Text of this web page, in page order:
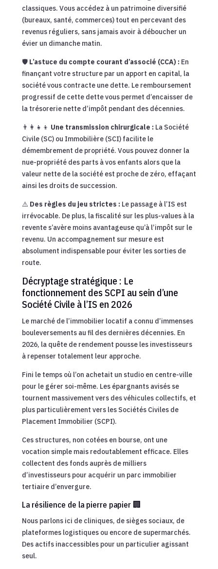
classiques. Vous accédez à un patrimoine diversifié
(bureaux, santé, commerces) tout en percevant des
revenus réguliers, sans jamais avoir à déboucher un
évier un dimanche matin.
🛡️ L’astuce du compte courant d’associé (CCA) :En
finançant votre structure par un apport en capital, la
société vous contracte une dette. Le remboursement
progressif de cette dette vous permet d’encaisser de
la trésorerie nette d’impôt pendant des décennies.
👨‍👩‍👧‍👦 Une transmission chirurgicale :La Société
Civile (SC) ou Immobilière (SCI) facilite le
démembrement de propriété. Vous pouvez donner la
nue-propriété des parts à vos enfants alors que la
valeur nette de la société est proche de zéro, effaçant
ainsi les droits de succession.
⚠️ Des règles du jeu strictes :Le passage à l’IS est
irrévocable. De plus, la fiscalité sur les plus-values à la
revente s’avère moins avantageuse qu’à l’impôt sur le
revenu. Un accompagnement sur mesure est
absolument indispensable pour éviter les sorties de
route.
Décryptage stratégique : Le
fonctionnement des SCPI au sein d’une
Société Civile à l’IS en 2026
Le marché de l’immobilier locatif a connu d’immenses
bouleversements au fil des dernières décennies. En
2026, la quête de rendement pousse les investisseurs
à repenser totalement leur approche.
Fini le temps où l’on achetait un studio en centre-ville
pour le gérer soi-même. Les épargnants avisés se
tournent massivement vers des véhicules collectifs, et
plus particulièrement vers les Sociétés Civiles de
Placement Immobilier (SCPI).
Ces structures, non cotées en bourse, ont une
vocation simple mais redoutablement efficace. Elles
collectent des fonds auprès de milliers
d’investisseurs pour acquérir un parc immobilier
tertiaire d’envergure.
La résilience de la pierre papier 🏢
Nous parlons ici de cliniques, de sièges sociaux, de
plateformes logistiques ou encore de supermarchés.
Des actifs inaccessibles pour un particulier agissant
seul.